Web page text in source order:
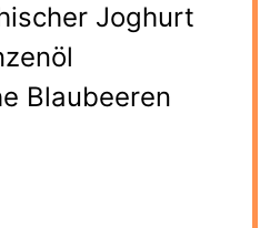
Joghurt
Blaubeeren